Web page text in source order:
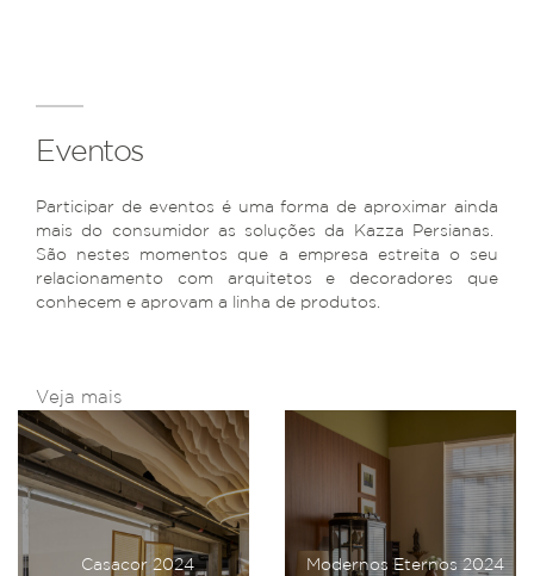
Eventos
Participar de eventos é uma forma de aproximar ainda
mais do consumidor as soluções da Kazza Persianas.
São nestes momentos que a empresa estreita o seu
relacionamento com arquitetos e decoradores que
conhecem e aprovam a linha de produtos.
Veja mais
Casacor 2024 Modernos Eternos 2024